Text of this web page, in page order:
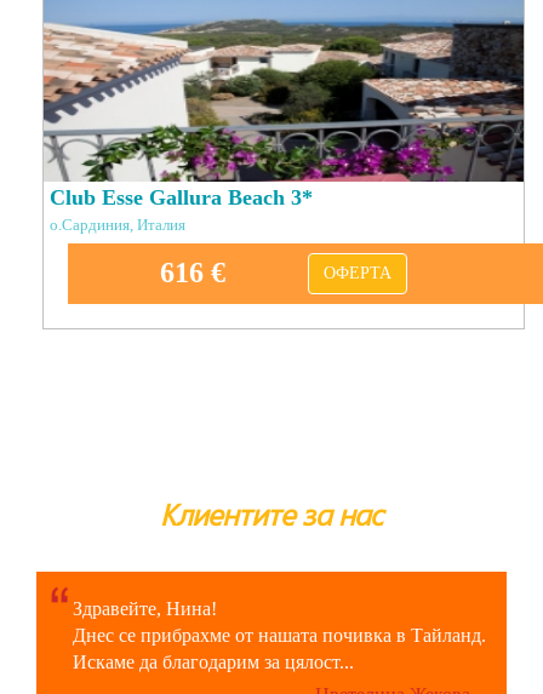
Club Esse Gallura Beach 3*
о.Сардиния, Италия
616 € ОФЕРТА
Клиентите за нас
Здравейте, Нина!
Днес се прибрахме от нашата почивка в Тайланд.
Искаме да благодарим за цялост...